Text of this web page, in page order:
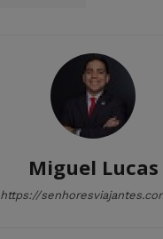
Miguel Lucas
https://